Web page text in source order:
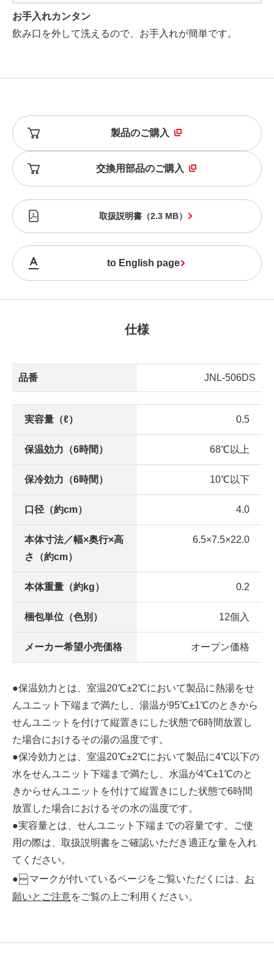
お手入れカンタン
飲み口を外して洗えるので、お手入れが簡単です。
製品のご購入
交換用部品のご購入
取扱説明書 （2.3 MB）
to English page
仕様
品番 JNL-506DS
実容量（ℓ） 0.5
保温効力（6時間） 68℃以上
保冷効力（6時間） 10℃以下
口径（約cm） 4.0
本体寸法／幅×奥行×高
さ（約cm）
6.5×7.5×22.0
本体重量（約kg） 0.2
梱包単位（色別） 12個入
メーカー希望小売価格 オープン価格
●保温効力とは、室温20℃±2℃において製品に熱湯をせ
んユニット下端まで満たし、湯温が95℃±1℃のときから
せんユニットを付けて縦置きにした状態で6時間放置し
た場合におけるその湯の温度です。
●保冷効力とは、室温20℃±2℃において製品に4℃以下の
水をせんユニット下端まで満たし、水温が4℃±1℃のと
きからせんユニットを付けて縦置きにした状態で6時間
放置した場合におけるその水の温度です。
●実容量とは、せんユニット下端までの容量です。ご使
用の際は、取扱説明書をご確認いただき適正な量を入れ
てください。
●
マークが付いているページをご覧いただくには、 お
願いとご注意をご覧の上ご利用ください。